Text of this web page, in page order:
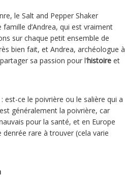
le Salt and Pepper Shaker
d’Andrea, qui est vraiment
sur chaque petit ensemble de
bien fait, et Andrea, archéologue à
sa passion pour l’histoire et
est-ce le poivrière ou le salière qui a
généralement la poivrière, car
pour la santé, et en Europe
denrée rare à trouver (cela varie